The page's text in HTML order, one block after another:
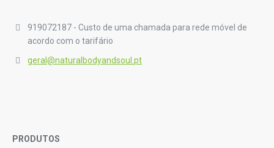
919072187 - Custo de uma chamada para rede móvel de
acordo com o tarifário
geral@naturalbodyandsoul.pt
PRODUTOS